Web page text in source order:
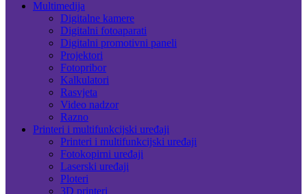
Multimedija
Digitalne kamere
Digitalni fotoaparati
Digitalni promotivni paneli
Projektori
Fotopribor
Kalkulatori
Rasvjeta
Video nadzor
Razno
Printeri i multifunkcijski uređaji
Printeri i multifunkcijski uređaji
Fotokopirni uređaji
Laserski uređaji
Ploteri
3D printeri